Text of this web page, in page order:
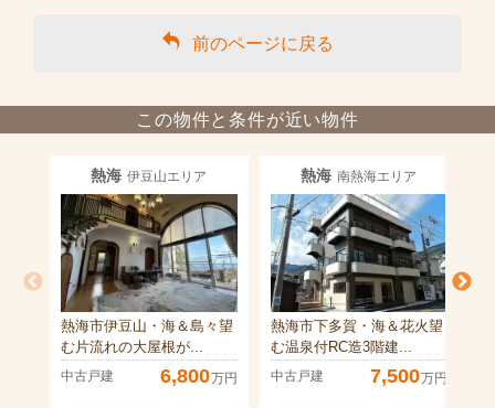
前のページに戻る
この物件と条件が近い物件
熱海 伊豆山エリア
熱海市伊豆山・海＆島々望
む片流れの大屋根が...
中古戸建 6,800万円
熱海 南熱海エリア
熱海市下多賀・海＆花火望
む温泉付RC造3階建...
中古戸建 7,500万円